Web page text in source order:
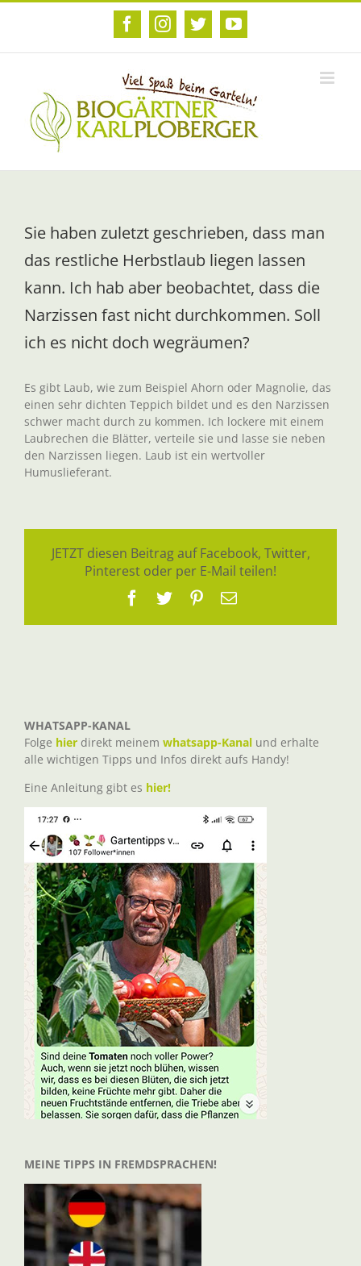
Zum
FacebookInstagram
TwitterYouTube
Sie haben zuletzt geschrieben, dass man
das restliche Herbstlaub liegen lassen
kann. Ich hab aber beobachtet, dass die
Narzissen fast nicht durchkommen. Soll
ich es nicht doch wegräumen?
Es gibt Laub, wie zum Beispiel Ahorn oder Magnolie, das
einen sehr dichten Teppich bildet und es den Narzissen
schwer macht durch zu kommen. Ich lockere mit einem
Laubrechen die Blätter, verteile sie und lasse sie neben
den Narzissen liegen. Laub ist ein wertvoller
Humuslieferant.
JETZT diesen Beitrag auf Facebook, Twitter,
Pinterest oder per E-Mail teilen!
Facebook
TwitterPinterest
E-
WHATSAPP-KANAL
Folge hier direkt meinem whatsapp-Kanal und erhalte
alle wichtigen Tipps und Infos direkt aufs Handy!
Eine Anleitung gibt es hier!
MEINE TIPPS IN FREMDSPRACHEN!